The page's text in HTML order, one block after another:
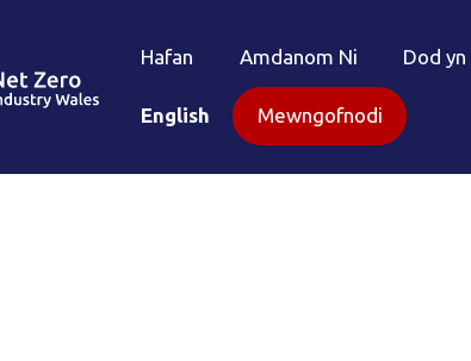
Hafan Amdanom Ni Dod
English Mewngofnodi